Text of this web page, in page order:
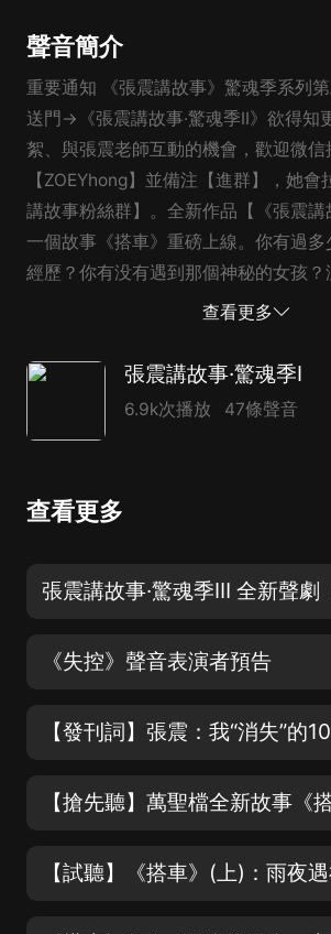
聲音簡介
重要通知 《張震講故事》驚魂季系列
送門→《張震講故事·驚魂季II》欲得知
絮、與張震老師互動的機會，歡迎微信
【ZOEYhong】並備注【進群】，她
講故事粉絲群】。全新作品【《張震
一個故事《搭車》重磅上線。你有過
經歷？你有没有遇到那個神秘的女孩？
在前方向你伸著手……在張震看來：真
實實在在的陌生人，才會經過真正陌生
可能遇上匪夷所思的怪事。在路上，一
查看更多
張震講故事·驚魂季I
6.9k次播放 47條聲音
查看更多
《失控》聲音表演者預告